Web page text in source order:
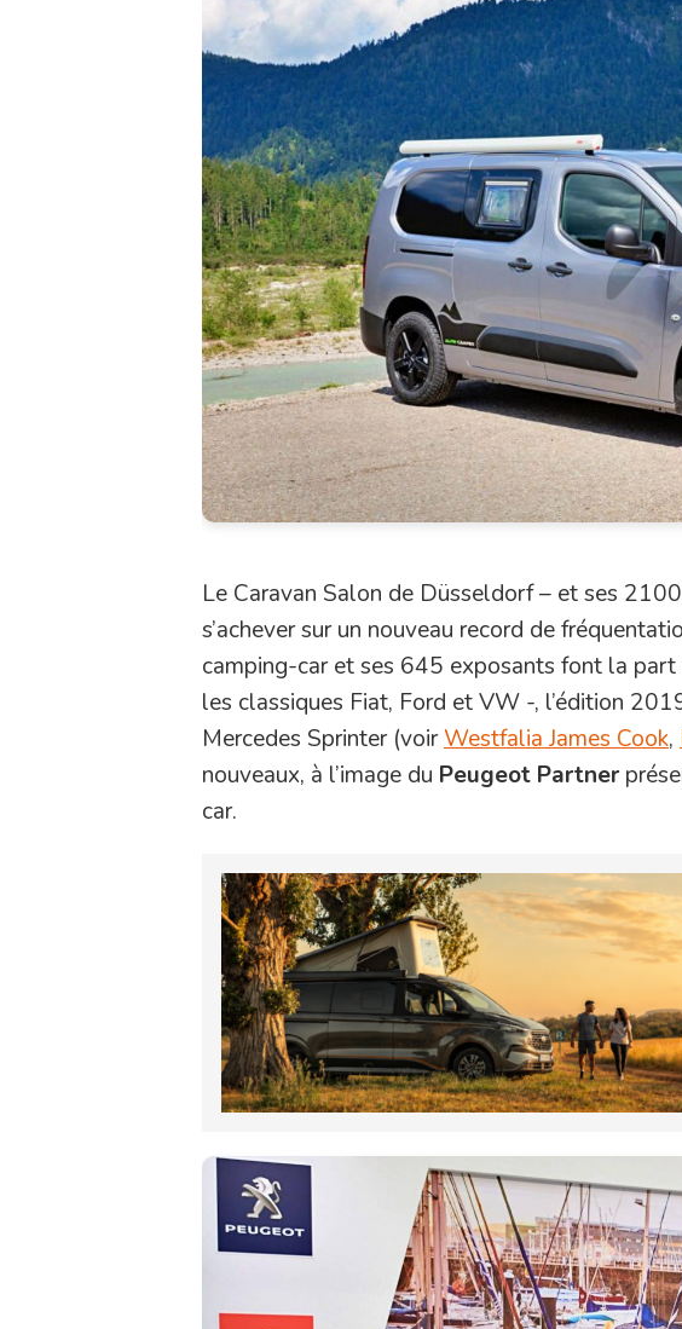
Le Caravan Salon de Düsseldorf – et ses
s’achever sur un nouveau record de
camping-car et ses 645 exposants font la
les classiques Fiat, Ford et VW -, l’édition
Mercedes Sprinter (voirWestfalia James Cook,
nouveaux, à l’image du Peugeot Partner
car.